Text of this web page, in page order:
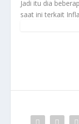
Jadi itu dia
saat ini terkait